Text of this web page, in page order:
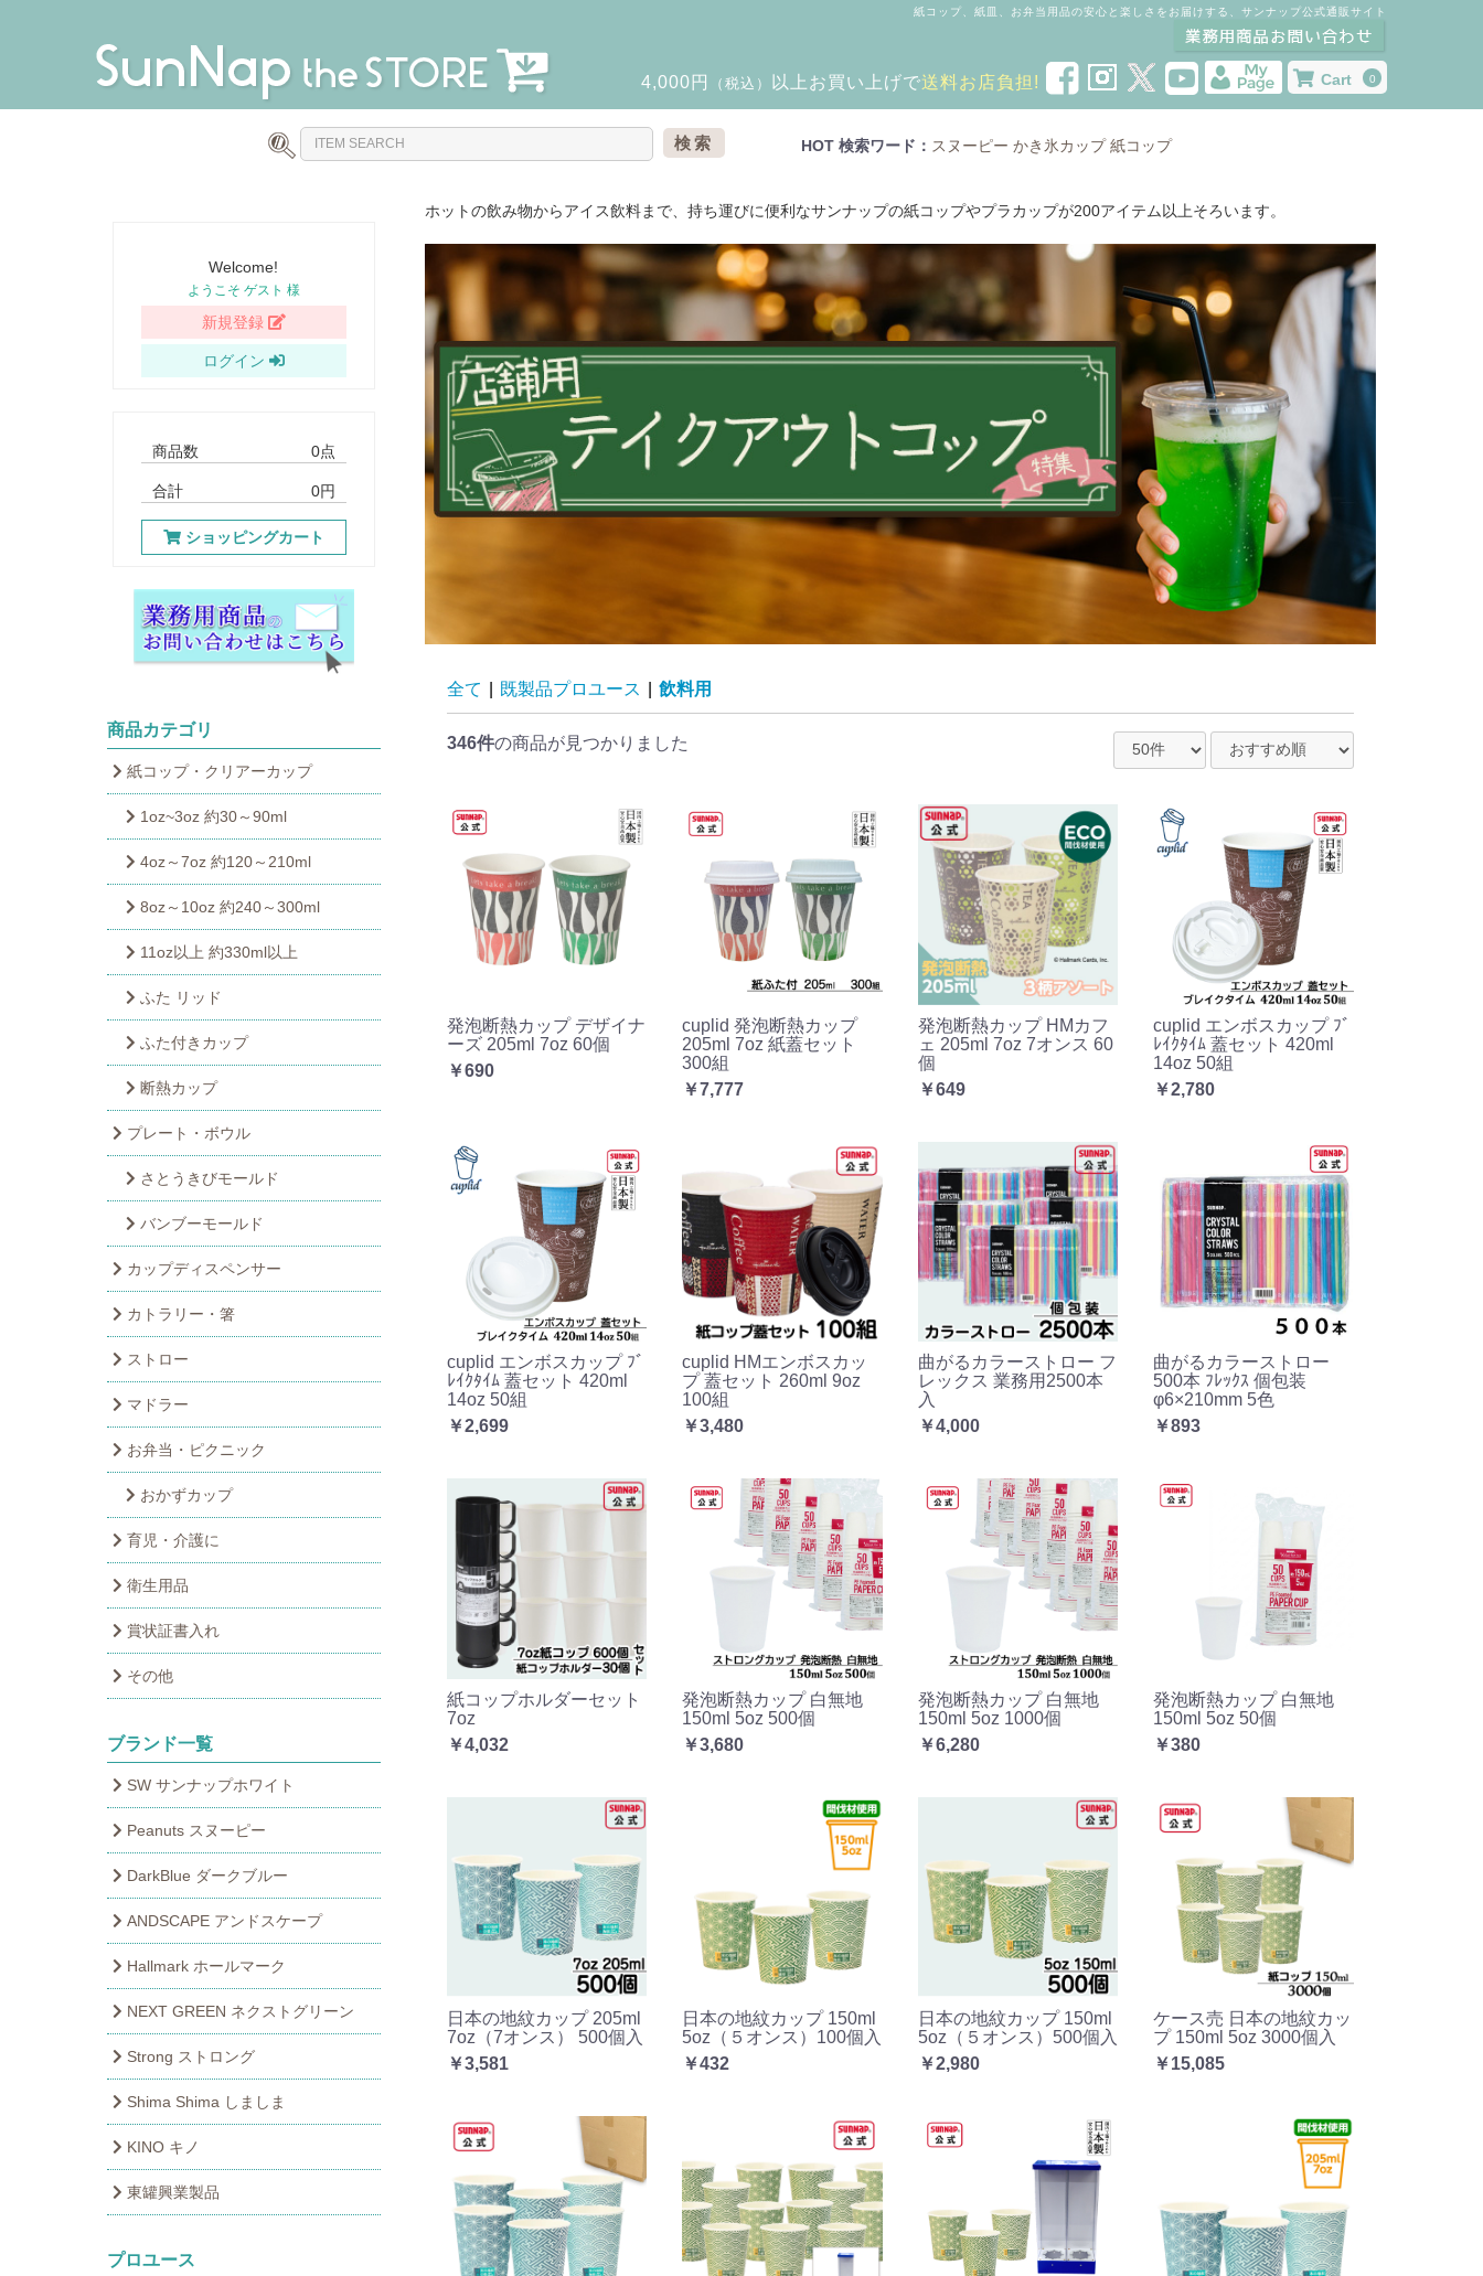
紙コップ、紙皿、お弁当用品の安心と楽しさをお届けする、サンナップ公式通販サイト
Cart 0
4,000円 （税込） 以上 お買い上げで送料お店負担!
検索 HOT 検索ワード： スヌーピー かき氷カップ 紙コップ
Welcome!
ようこそ ゲスト 様
新規登録
ログイン
商品数 0点
合計 0円
ショッピングカート
商品カテゴリ
紙コップ・クリアーカップ
1oz~3oz 約30～90ml
4oz～7oz 約120～210ml
8oz～10oz 約240～300ml
11oz以上 約330ml以上
ふた リッド
ふた付きカップ
断熱カップ
プレート・ボウル
さとうきびモールド
バンブーモールド
カップディスペンサー
カトラリー・箸
ストロー
マドラー
お弁当・ピクニック
おかずカップ
育児・介護に
衛生用品
賞状証書入れ
その他
ブランド一覧
SW サンナップホワイト
Peanuts スヌーピー
DarkBlue ダークブルー
ANDSCAPE アンドスケープ
Hallmark ホールマーク
NEXT GREEN ネクストグリーン
Strong ストロング
Shima Shima しましま
KINO キノ
東罐興業製品
プロユース
ホットの飲み物からアイス飲料まで、持ち運びに便利なサンナップの紙コップやプラカップが200アイテム以上そろいます。
全て 既製品プロユース 飲料用
346件の商品が見つかりました
発泡断熱カップ デザイナ
ーズ 205ml 7oz 60個
￥690
cuplid 発泡断熱カップ
205ml 7oz 紙蓋セット
300組
￥7,777
発泡断熱カップ HMカフ
ェ 205ml 7oz 7オンス 60
個
￥649
cuplid エンボスカップ ﾌﾞ
ﾚｲｸﾀｲﾑ 蓋セット 420ml
14oz 50組
￥2,780
cuplid エンボスカップ ﾌﾞ
ﾚｲｸﾀｲﾑ 蓋セット 420ml
14oz 50組
￥2,699
cuplid HMエンボスカッ
プ 蓋セット 260ml 9oz
100組
￥3,480
曲がるカラーストロー フ
レックス 業務用2500本
入
￥4,000
曲がるカラーストロー
500本 ﾌﾚｯｸｽ 個包装
φ6×210mm 5色
￥893
紙コップホルダーセット
7oz
￥4,032
発泡断熱カップ 白無地
150ml 5oz 500個
￥3,680
発泡断熱カップ 白無地
150ml 5oz 1000個
￥6,280
発泡断熱カップ 白無地
150ml 5oz 50個
￥380
日本の地紋カップ 205ml
7oz（7オンス） 500個入
￥3,581
日本の地紋カップ 150ml
5oz（５オンス）100個入
￥432
日本の地紋カップ 150ml
5oz（５オンス）500個入
￥2,980
ケース売 日本の地紋カッ
プ 150ml 5oz 3000個入
￥15,085